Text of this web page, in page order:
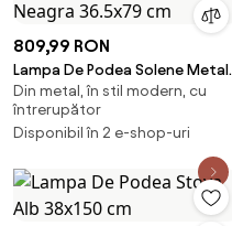
809,99 RON
Lampa De Podea Solene Metal
Finisaj Marmura Neagra 36.5x79
cm
Din metal, în stil modern, cu
întrerupător
Disponibil în 2 e-shop-uri